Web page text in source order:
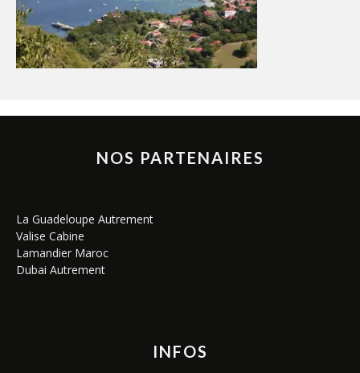
NOS PARTENAIRES
La Guadeloupe Autrement
Valise Cabine
Lamandier Maroc
Dubai Autrement
INFOS